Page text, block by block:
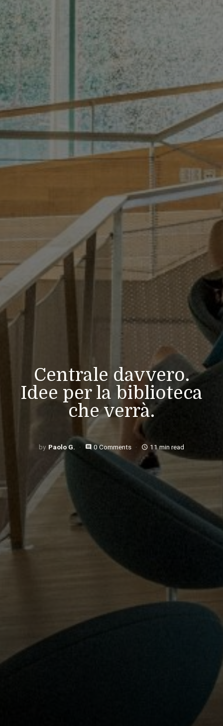
Centrale davvero.
Idee per la biblioteca
che verrà.
Paolo G. comment 0 Comments access_time 11 min read